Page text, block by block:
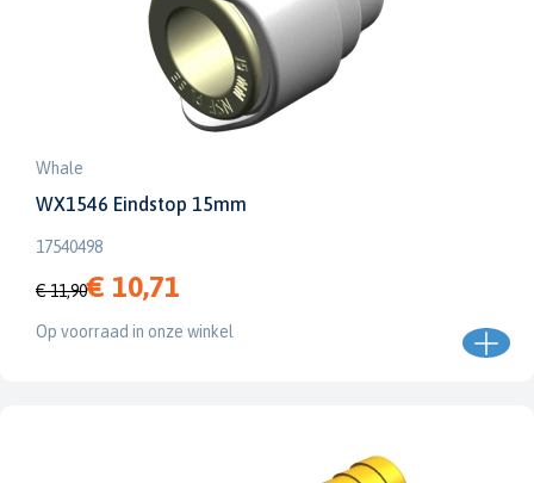
Whale
WX1546 Eindstop 15mm
17540498
€ 11,90€ 10,71
Op voorraad in onze winkel